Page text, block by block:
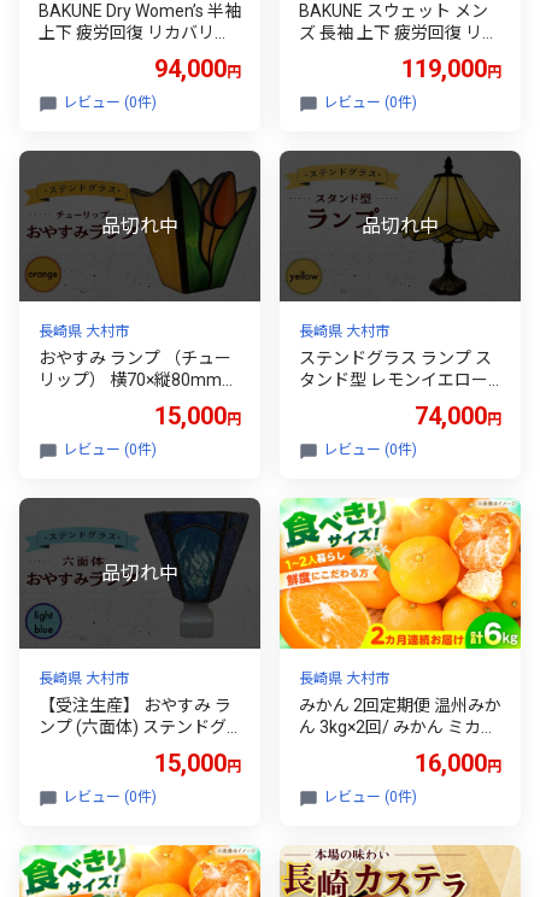
BAKUNE Dry Women’s 半袖
上下 疲労回復 リカバリー
ウェア 【 ピンク / Sサイ
ズ 】 / 大村市 / 株式会社
TENTIAL [ACAD053]
94,000円
レビュー (0件)
BAKUNE スウェット メン
ズ 長袖 上下 疲労回復 リカ
バリー ウェア 【 ネイビ
ー / Sサイズ 】 / 大村市 /
株式会社TENTIAL [ACAD0
119,000円
レビュー (0件)
長崎県 大村市
おやすみ ランプ （チュー
リップ） 横70×縦80mm
ステンドグラス オレンジ /
照明 ライト ランプ ステン
ドグラス / 大村市 / ステン
15,000円
レビュー (0件)
長崎県 大村市
ステンドグラス ランプ ス
タンド型 レモンイエロー /
照明 ライト ランプ ステン
ドグラス / 大村市 / ステン
ドグラス工房ウォークオン
74,000円
レビュー (0件)
長崎県 大村市
【受注生産】 おやすみ ラ
ンプ (六面体) ステンドグ
ラス 水色 / 照明 ライト ラ
ンプ ステンドグラス / 大
村市 / ステンドグラス工房
15,000円
レビュー (0件)
長崎県 大村市
みかん 2回定期便 温州みか
ん 3kg×2回/ みかん ミカン
蜜柑 甘い フルーツ 果物 み
かん ミカン 蜜柑 フルーツ
果物 みかん くだもの柑橘
限定 国産 ミカン ご当地 お
返し ミカン 贈り物 人気 /
16,000円
レビュー (0件)